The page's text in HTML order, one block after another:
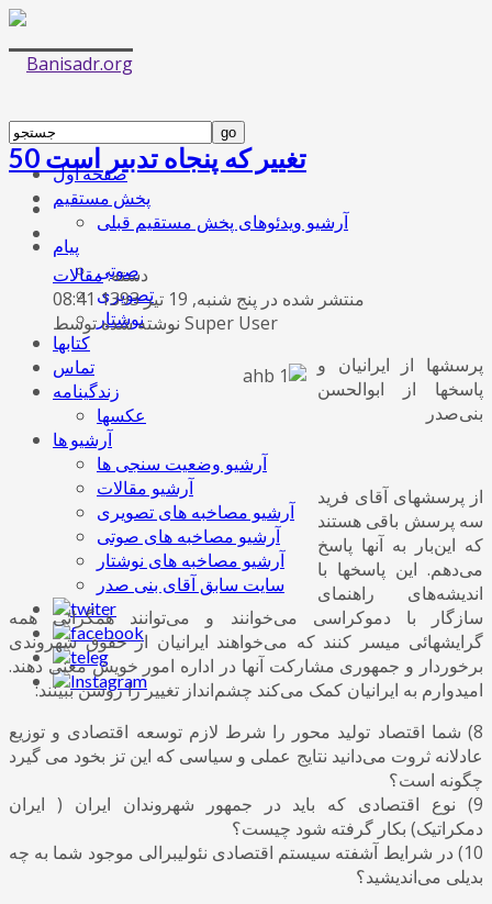
صفحه اول
پخش مستقیم
آرشیو ویدئوهای پخش مستقیم قبلی
پیام
صوتی
تصویری
نوشتار
کتابها
تماس
زندگینامه
عکسها
آرشیو ها
آرشیو وضعیت سنجی ها
آرشیو مقالات
آرشیو مصاخبه های تصویری
آرشیو مصاخبه های صوتی
آرشیو مصاخبه های نوشتار
سایت سابق آقای بنی صدر
50 تغییر که پنجاه تدبیر است
دسته:مقالات
منتشر شده در پنج شنبه, 19 تیر 1393 08:41
نوشته شده توسط Super User
پرسشها از ایرانیان و
پاسخها از ابوالحسن
بنی‌صدر
از پرسشهای آقای فرید
سه پرسش باقی هستند
که این‌بار به آنها پاسخ
می‌دهم. این پاسخها با
اندیشه‌های راهنمای
سازگار با دموکراسی می‌خوانند و می‌توانند همگرائی همه
گرایشهائی میسر کنند که می‌خواهند ایرانیان از حقوق شهروندی
برخوردار و جمهوری مشارکت آنها در اداره امور خویش معنی دهند.
امیدوارم به ایرانیان کمک می‌کند چشم‌انداز تغییر را روشن ببینند:
8) شما اقتصاد تولید محور را شرط لازم توسعه اقتصادی و توزیع
عادلانه ثروت می‌دانید نتایج عملی و سیاسی که این تز بخود می گیرد
چگونه است؟
9) نوع اقتصادی که باید در جمهور شهروندان ایران ( ایران
دمکراتیک) بکار گرفته شود چیست؟
10) در شرایط آشفته سیستم اقتصادی نئولیبرالی موجود شما به چه
بدیلی می‌اندیشید؟